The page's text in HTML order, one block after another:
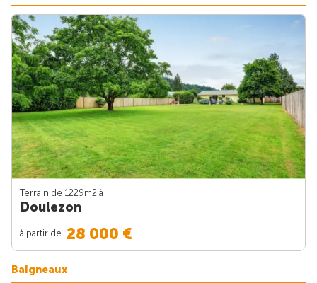
Terrain de 1229m2 à
Doulezon
à partir de 28 000 €
Baigneaux